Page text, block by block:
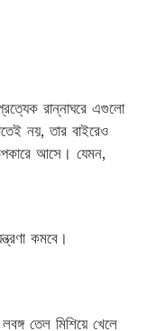
রান্নাঘরে এগুলো
নয়, তার বাইরেও
আসে। যেমন,
কমবে।
তেল মিশিয়ে খেলে